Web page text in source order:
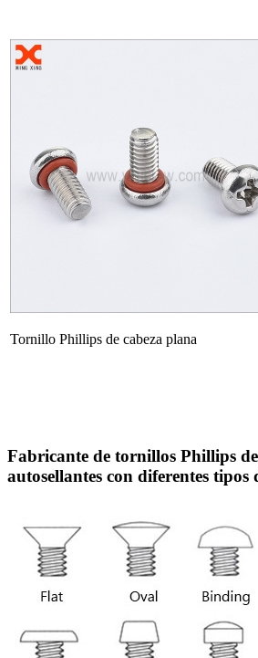
Tornillo Phillips de cabeza plana
Fabricante de tornillos Phillips
autosellantes con diferentes tipos